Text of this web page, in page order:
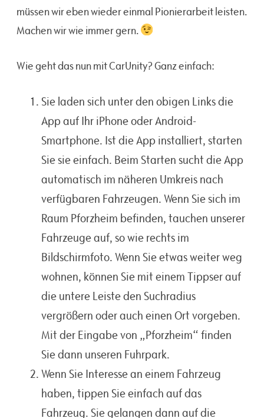
müssen wir eben wieder einmal Pionierarbeit leisten.
Machen wir wie immer gern.
Wie geht das nun mit CarUnity? Ganz einfach:
Sie laden sich unter den obigen Links die
App auf Ihr iPhone oder Android-
Smartphone. Ist die App installiert, starten
Sie sie einfach. Beim Starten sucht die App
automatisch im näheren Umkreis nach
verfügbaren Fahrzeugen. Wenn Sie sich im
Raum Pforzheim befinden, tauchen unserer
Fahrzeuge auf, so wie rechts im
Bildschirmfoto. Wenn Sie etwas weiter weg
wohnen, können Sie mit einem Tippser auf
die untere Leiste den Suchradius
vergrößern oder auch einen Ort vorgeben.
Mit der Eingabe von „Pforzheim“ finden
Sie dann unseren Fuhrpark.
Wenn Sie Interesse an einem Fahrzeug
haben, tippen Sie einfach auf das
Fahrzeug. Sie gelangen dann auf die